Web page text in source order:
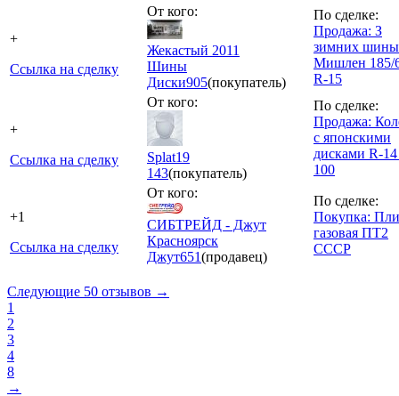
+
Ссылка на сделку
От кого:
Жекастый 2011
Шины
Диски905(покупатель)
По сделке:
Продажа: З
зимних шины
Мишлен 185/
R-15
+
Ссылка на сделку
От кого:
Splat19
143(покупатель)
По сделке:
Продажа:
с японскими
дисками R-14
100
+1
Ссылка на сделку
От кого:
СИБТРЕЙД - Джут
Красноярск
Джут651(продавец)
По сделке:
Покупка:
газовая ПТ2
СССР
Следующие 50 отзывов →
1
2
3
4
8
→